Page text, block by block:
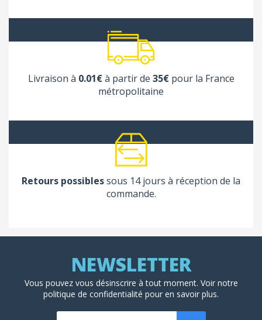
Livraison à 0.01€à partir de 35€pour la France
métropolitaine
Retours possiblessous 14 jours à réception de la
commande.
Vous pouvez vous désinscrire à tout moment. Voir notre
politique de confidentialité pour en savoir plus.